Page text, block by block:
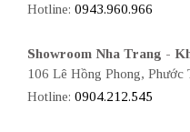
Hotline: 0943.960.966
Showroom Nha Trang -
106 Lê Hồng Phong, Phước
Hotline: 0904.212.545